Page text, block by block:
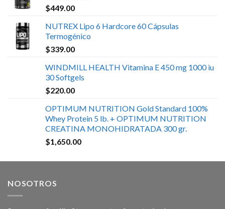
$449.00
NUTREX Lipo 6 Hardcore 60 Cápsulas
Termogénico
$339.00
WINDMILL HEALTH Vitamina E 450 mg 1000 iu
30 Softgels
$220.00
OPTIMUM NUTRITION Gold Standard 100%
Whey Protein 5 lb. + OPTIMUM NUTRITION
CREATINA MONOHIDRATADA 300 gr.
$1,650.00
NOSOTROS